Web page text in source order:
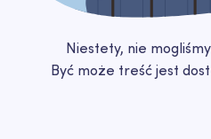
Niestety, nie
Być może treść jest